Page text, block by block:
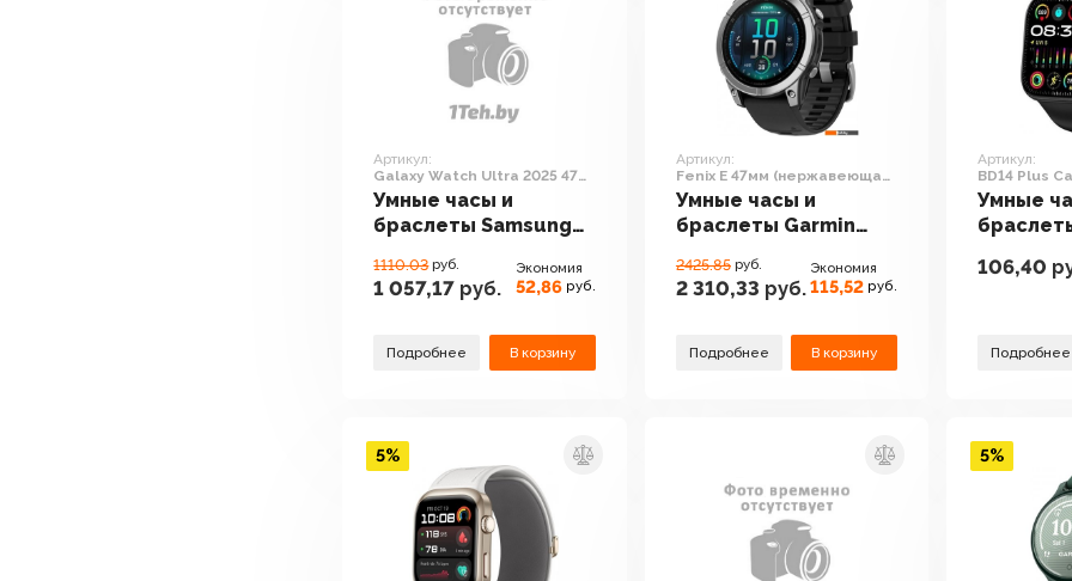
Артикул:
Galaxy Watch Ultra 2025 47
мм LTE (серый титан)
Умные часы и
браслеты Samsung
2025 47 мм LTE
(серый титан)
1110.03 руб.
1 057,17 руб.
Экономия
52,86 руб.
Подробнее В корзину
Артикул:
Fenix E 47мм (нержавеющая
сталь, черный силиконовый
ремешок)
Умные часы и
браслеты Garmin
(нержавеющая
сталь, черный
ремешок)
2425.85 руб.
2 310,33 руб.
Экономия
115,52 руб.
Подробнее В корзину
Артикул:
BD14 Plus
(черный)
Умные
Version
106,40
Подробнее
5% 5%